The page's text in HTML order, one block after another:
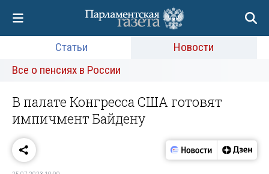
Статьи
Новости
Все о пенсиях в России
В палате Конгресса США готовят
импичмент Байдену